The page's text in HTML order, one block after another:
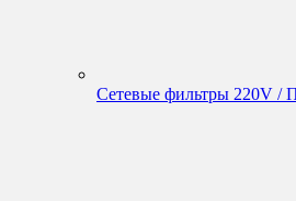
Сетевые фильтры 220V /